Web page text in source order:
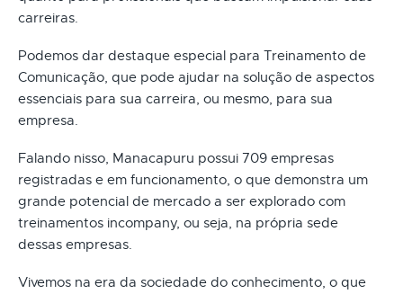
carreiras.
Podemos dar destaque especial para Treinamento de
Comunicação, que pode ajudar na solução de aspectos
essenciais para sua carreira, ou mesmo, para sua
empresa.
Falando nisso, Manacapuru possui 709 empresas
registradas e em funcionamento, o que demonstra um
grande potencial de mercado a ser explorado com
treinamentos incompany, ou seja, na própria sede
dessas empresas.
Vivemos na era da sociedade do conhecimento, o que